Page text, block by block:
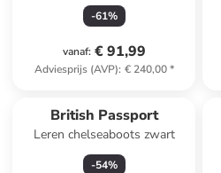
-61%
vanaf: € 91,99
Adviesprijs (AVP): € 240,00*
British Passport
Leren chelseaboots zwart
-54%